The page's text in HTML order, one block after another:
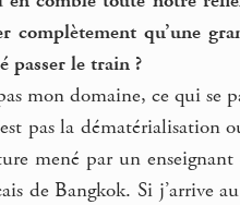
complètement qu’une
passer le train ?
mon domaine, ce qui
pas la dématérialisation
mené par un
de Bangkok. Si j’arrive